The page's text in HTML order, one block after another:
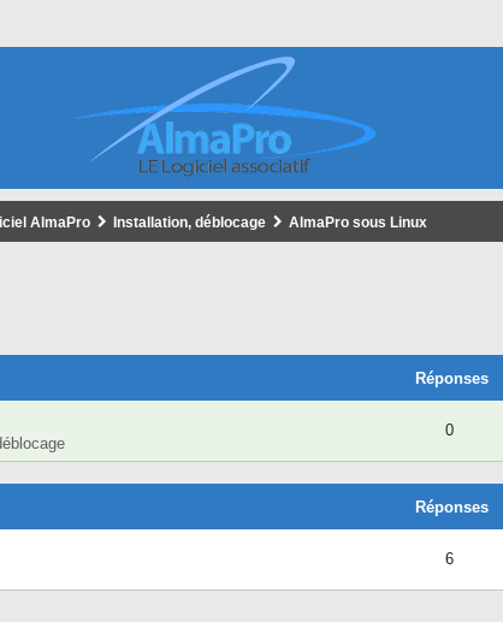
AlmaPro Installation, déblocage AlmaPro sous Linux
Réponses
0
Réponses
6